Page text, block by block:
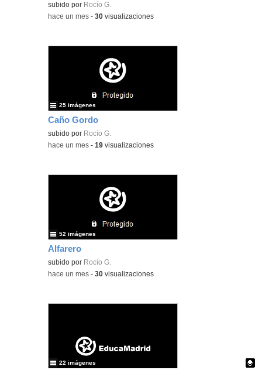
subido por Rocío G.
-hace un mes -30 visualizaciones
Caño Gordo
subido por Rocío G.
25 imágenes
-hace un mes -19 visualizaciones
Alfarero
subido por Rocío G.
52 imágenes
-hace un mes -30 visualizaciones
22 imágenes